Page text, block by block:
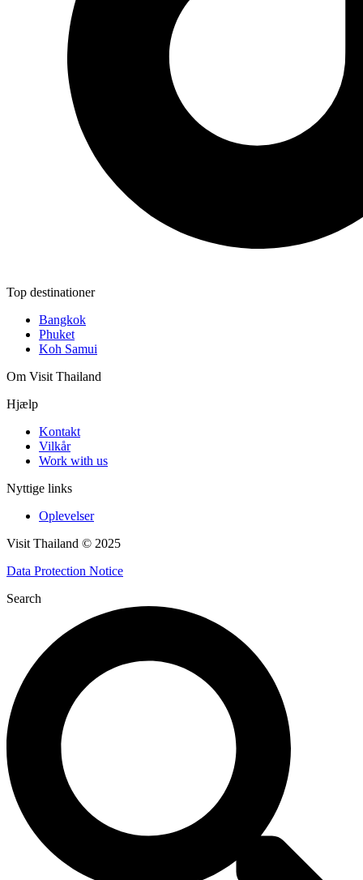
Top destinationer
Bangkok
Phuket
Koh Samui
Om Visit Thailand
Hjælp
Kontakt
Vilkår
Work with us
Nyttige links
Oplevelser
Visit Thailand © 2025
Data Protection Notice
Search